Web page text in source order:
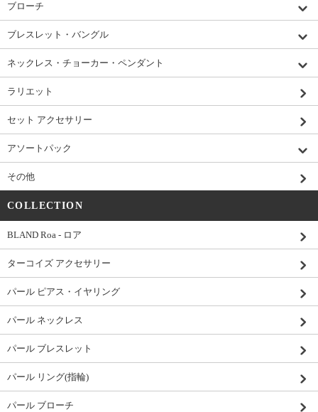
ブローチ
ブレスレット・バングル
ネックレス・チョーカー・ペンダント
ラリエット
セット アクセサリー
アソートパック
その他
COLLECTION
BLAND Roa - ロア
ターコイズ アクセサリー
パール ピアス・イヤリング
パール ネックレス
パール ブレスレット
パール リング(指輪)
パール ブローチ